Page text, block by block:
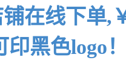
在线下单,
印黑色logo